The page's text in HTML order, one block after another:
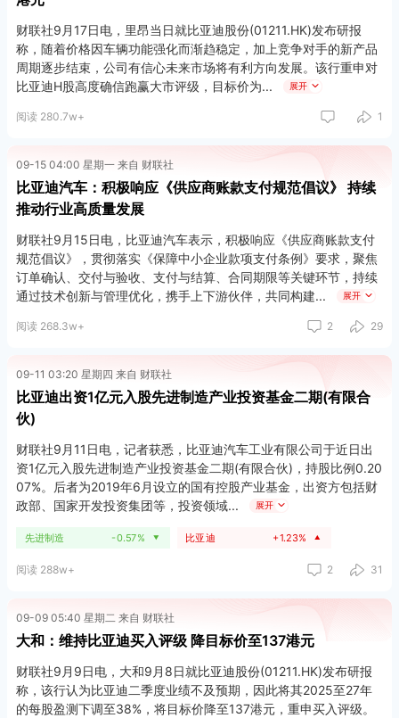
财联社9月17日电，里昂当日就比亚迪股份(01211.HK)发布研报
称，随着价格因车辆功能强化而渐趋稳定，加上竞争对手的新产品
周期逐步结束，公司有信心未来市场将有利方向发展。该行重申对
比亚迪H股高度确信跑赢大市评级，目标价为
展开
阅读 280.7w+ 1
09-15 04:00 星期一 来自 财联社
比亚迪汽车：积极响应《供应商账款支付规范倡议》 持续
推动行业高质量发展
财联社9月15日电，比亚迪汽车表示，积极响应《供应商账款支付
规范倡议》，贯彻落实《保障中小企业款项支付条例》要求，聚焦
订单确认、交付与验收、支付与结算、合同期限等关键环节，持续
通过技术创新与管理优化，携手上下游伙伴，共同构建
展开
阅读 268.3w+ 2 29
09-11 03:20 星期四 来自 财联社
比亚迪出资1亿元入股先进制造产业投资基金二期(有限合
伙)
财联社9月11日电，记者获悉，比亚迪汽车工业有限公司于近日出
资1亿元入股先进制造产业投资基金二期(有限合伙)，持股比例0.20
07%。后者为2019年6月设立的国有控股产业基金，出资方包括财
政部、国家开发投资集团等，投资领域
展开
先进制造 -0.57% ▼ 比亚迪 +1.23% ▲
阅读 288w+ 2 31
09-09 05:40 星期二 来自 财联社
大和：维持比亚迪买入评级 降目标价至137港元
财联社9月9日电，大和9月8日就比亚迪股份(01211.HK)发布研报
称，该行认为比亚迪二季度业绩不及预期，因此将其2025至27年
的每股盈测下调至38%，将目标价降至137港元，重申买入评级。